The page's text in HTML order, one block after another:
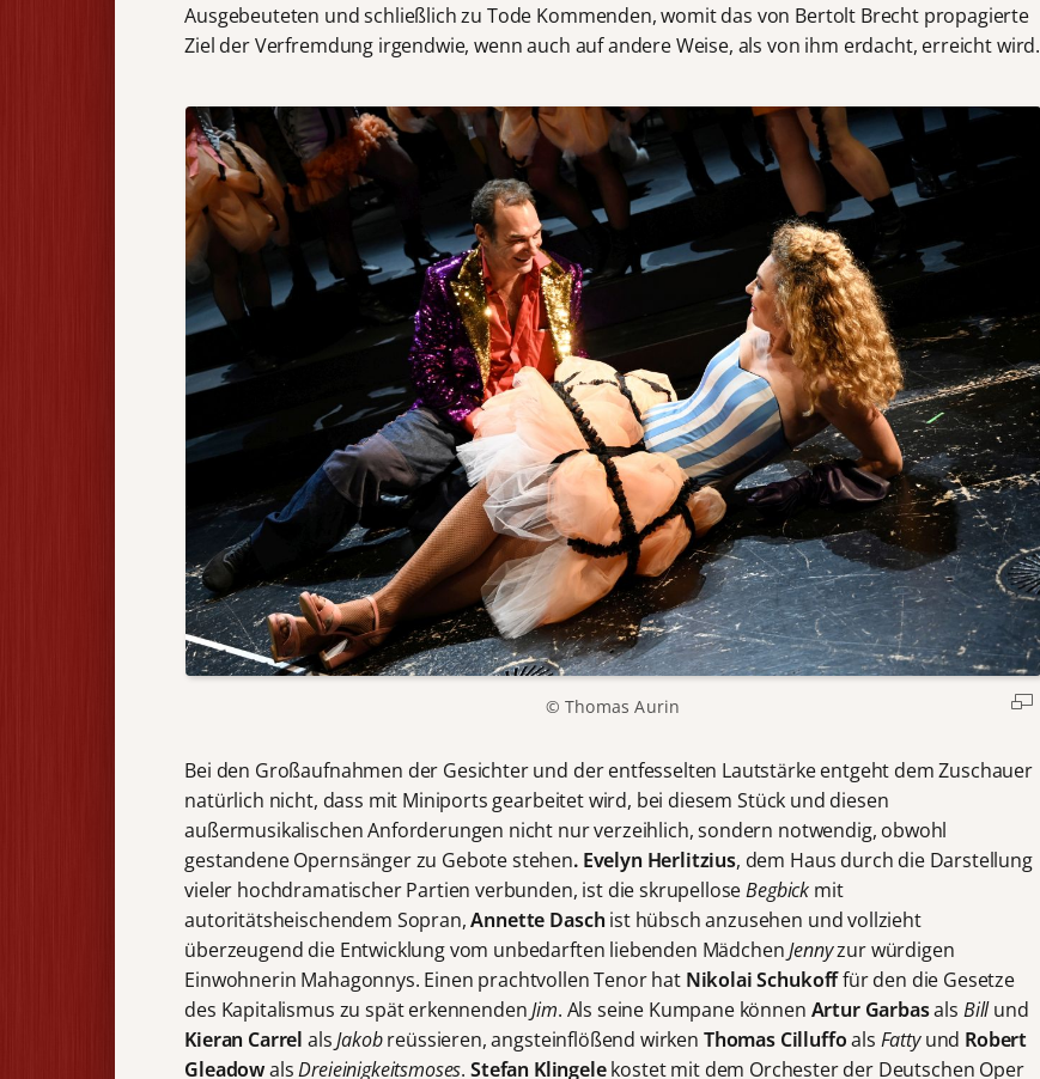
Ausgebeuteten und schließlich zu Tode Kommenden, womit das von Bertolt Brecht propagierte
Ziel der Verfremdung irgendwie, wenn auch auf andere Weise, als von ihm erdacht, erreicht wird.
© Thomas Aurin
Bei den Großaufnahmen der Gesichter und der entfesselten Lautstärke entgeht dem Zuschauer
natürlich nicht, dass mit Miniports gearbeitet wird, bei diesem Stück und diesen
außermusikalischen Anforderungen nicht nur verzeihlich, sondern notwendig, obwohl
gestandene Opernsänger zu Gebote stehen. Evelyn Herlitzius, dem Haus durch die Darstellung
vieler hochdramatischer Partien verbunden, ist die skrupelloseBegbick mit
autoritätsheischendem Sopran,Annette Daschist hübsch anzusehen und vollzieht
überzeugend die Entwicklung vom unbedarften liebenden MädchenJennyzur würdigen
Einwohnerin Mahagonnys. Einen prachtvollen Tenor hat Nikolai Schukofffür den die Gesetze
des Kapitalismus zu spät erkennendenJim. Als seine Kumpane können Artur Garbasals Billund
Kieran Carrel alsJakobreüssieren, angsteinflößend wirken Thomas Cilluffoals Fattyund Robert
GleadowalsDreieinigkeitsmoses. Stefan Klingelekostet mit dem Orchester der Deutschen Oper